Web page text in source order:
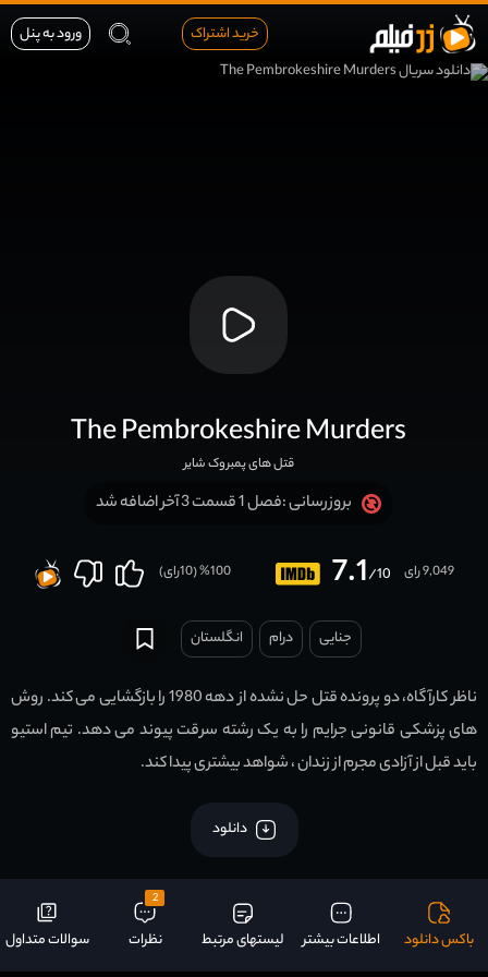
خرید اشتراک ورود به پنل
The Pembrokeshire Murders
قتل های پمبروک شایر
بروزرسانی :فصل 1 قسمت 3 آخر اضافه شد
7.1/10 9,049 رای 100
% (
10رای)
جنایی درام انگلستان
ناظر کارآگاه، دو پرونده قتل حل نشده از دهه 1980 را بازگشایی می کند. روش
های پزشکی قانونی جرایم را به یک رشته سرقت پیوند می دهد. تیم استیو
باید قبل از آزادی مجرم از زندان ، شواهد بیشتری پیدا کند.
دانلود
باکس دانلود اطلاعات بیشتر لیستهای مرتبط
2
نظرات سوالات متداول